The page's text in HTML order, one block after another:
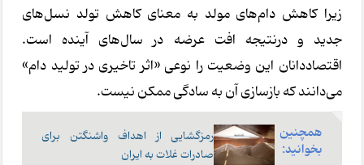
زیرا کاهش دام‌های مولد به معنای کاهش تولد نسل‌های
جدید و درنتیجه افت عرضه در سال‌های آینده است.
اقتصاددانان این وضعیت را نوعی «اثر تاخیری در تولید دام»
می‌دانند که بازسازی آن به سادگی ممکن نیست.
همچنین
بخوانید:
رمزگشایی از اهداف واشنگتن برای
صادرات غلات به ایران